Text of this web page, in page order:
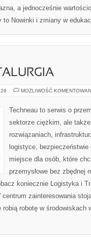
a jednocześnie
to Nowinki i zmiany w
MOŻLIWOŚĆ
Techneau to serwis o
sektorze ciężkim, ale
rozwiązaniach,
logistyce,
miejsce dla osób, które
przemysłowe bez zbędnej
koniecznie Logistyka i
zainteresowania
robotę w środowiskach